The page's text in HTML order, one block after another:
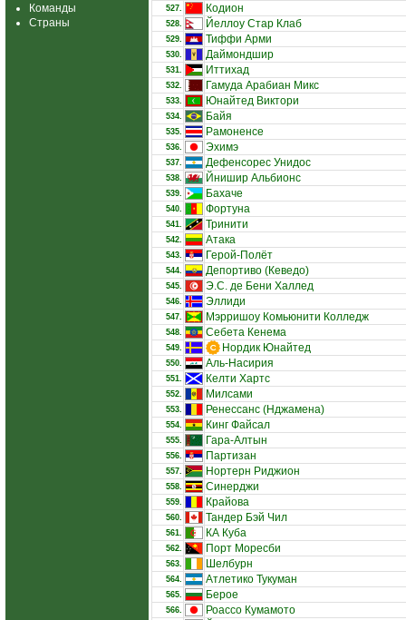
Команды
Страны
527. Кодион
528. Йеллоу Стар Клаб
529. Тиффи Арми
530. Даймондшир
531. Иттихад
532. Гамуда Арабиан Микс
533. Юнайтед Виктори
534. Байя
535. Рамоненсе
536. Эхимэ
537. Дефенсорес Унидос
538. Йнишир Альбионс
539. Бахаче
540. Фортуна
541. Тринити
542. Атака
543. Герой-Полёт
544. Депортиво (Кеведо)
545. Э.С. де Бени Халлед
546. Эллиди
547. Мэрришоу Комьюнити Колледж
548. Себета Кенема
549. Нордик Юнайтед
550. Аль-Насирия
551. Келти Хартс
552. Милсами
553. Ренессанс (Нджамена)
554. Кинг Файсал
555. Гара-Алтын
556. Партизан
557. Нортерн Риджион
558. Синерджи
559. Крайова
560. Тандер Бэй Чил
561. КА Куба
562. Порт Моресби
563. Шелбурн
564. Атлетико Тукуман
565. Берое
566. Роассо Кумамото